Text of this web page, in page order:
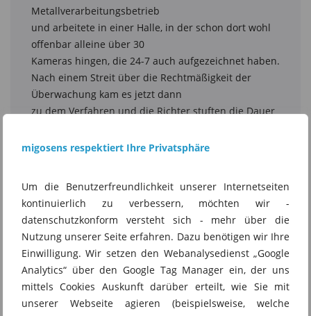
migosens respektiert Ihre Privatsphäre
Um die Benutzerfreundlichkeit unserer Internetseiten
kontinuierlich zu verbessern, möchten wir -
datenschutzkonform versteht sich - mehr über die
Nutzung unserer Seite erfahren. Dazu benötigen wir Ihre
Einwilligung. Wir setzen den Webanalysedienst „Google
Analytics“ über den Google Tag Manager ein, der uns
mittels Cookies Auskunft darüber erteilt, wie Sie mit
unserer Webseite agieren (beispielsweise, welche